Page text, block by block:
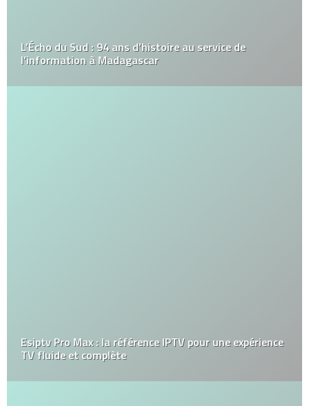
L’Écho du Sud : 94 ans d’histoire au service de
l’information à Madagascar
Esiptv Pro Max : la référence IPTV pour une expérience
TV fluide et complète